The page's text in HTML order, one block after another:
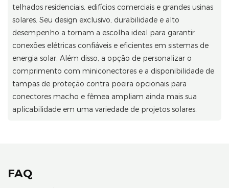
telhados residenciais, edifícios comerciais e grandes usinas
solares. Seu design exclusivo, durabilidade e alto
desempenho a tornam a escolha ideal para garantir
conexões elétricas confiáveis ​​e eficientes em sistemas de
energia solar. Além disso, a opção de personalizar o
comprimento com miniconectores e a disponibilidade de
tampas de proteção contra poeira opcionais para
conectores macho e fêmea ampliam ainda mais sua
aplicabilidade em uma variedade de projetos solares.
FAQ